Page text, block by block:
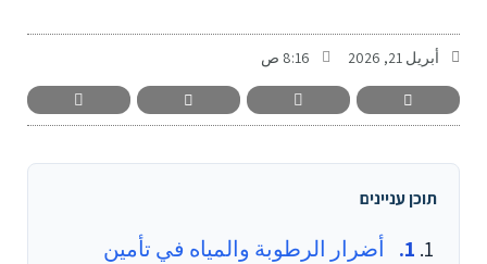
أبريل 21, 2026 8:16 ص
תוכן עניינים
أضرار الرطوبة والمياه في تأمين